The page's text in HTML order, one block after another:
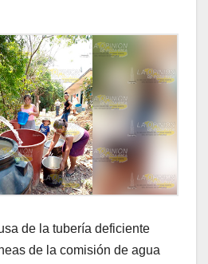
de la tubería deficiente
de la comisión de agua